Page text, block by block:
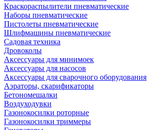
Краскораспылители пневматические
Наборы пневматические
Пистолеты пневматические
Шлифмашины пневматические
Садовая техника
Дровоколы
Аксессуары для минимоек
Аксессуары для насосов
Аксессуары для сварочного оборудования
Аэраторы, скарификаторы
Бетономешалки
Воздуходувки
Газонокосилки роторные
Газонокосилки триммеры